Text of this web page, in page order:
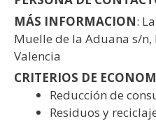
MÁS INFORMACION:
Muelle de la Aduana s/
Valencia
CRITERIOS DE
Reducción de
Residuos y